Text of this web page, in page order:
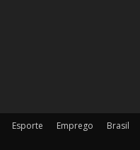
Esporte Emprego Brasil